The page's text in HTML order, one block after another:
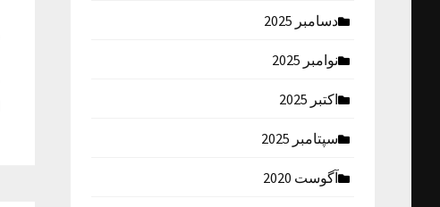
دسامبر 2025
نوامبر 2025
اکتبر 2025
سپتامبر 2025
آگوست 2020